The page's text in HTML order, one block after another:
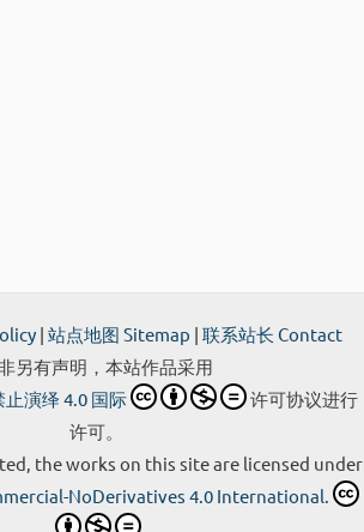
| 站点地图 Sitemap | 联系站长 Contact
另有声明，本站作品采用
演绎 4.0 国际
许可协议进行
许可。
the works on this site are licensed under
NoDerivatives 4.0 International.